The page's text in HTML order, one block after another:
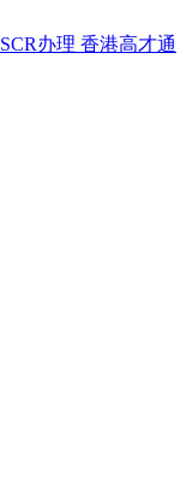
SCR办理 香港高才通